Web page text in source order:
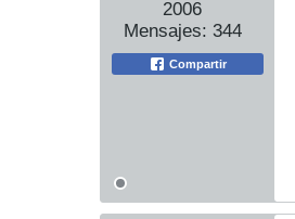
2006
Mensajes: 344
Compartir